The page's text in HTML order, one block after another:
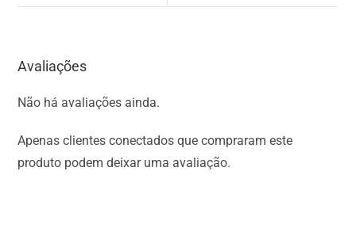
Avaliações
Não há avaliações ainda.
Apenas clientes conectados que compraram este
produto podem deixar uma avaliação.